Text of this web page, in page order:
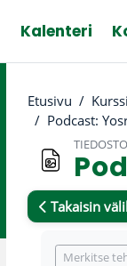
Kalenteri
Etusivu
Podcast:
TIEDOSTO
Takaisin
Merkitse